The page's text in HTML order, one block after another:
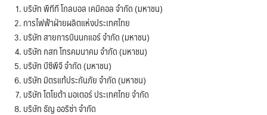
บริษัท พีทีที โกลบอล เคมิคอล จำกัด (มหาชน)
การไฟฟ้าฝ่ายผลิตแห่งประเทศไทย
บริษัท สายการบินนกแอร์ จำกัด (มหาชน)
บริษัท กสท โทรคมนาคม จำกัด (มหาชน)
บริษัท บีซีพีจี จำกัด (มหาชน)
บริษัท มิตรแท้ประกันภัย จํากัด (มหาชน)
บริษัท โตโยต้า มอเตอร์ ประเทศไทย จํากัด
บริษัท ธัญ ออริซ่า จำกัด